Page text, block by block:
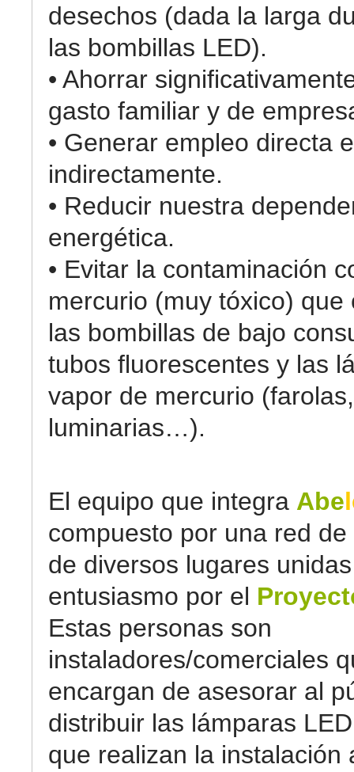
desechos (dada la larga
las bombillas LED).
• Ahorrar
gasto familiar y de
• Generar empleo directa e
indirectamente.
• Reducir nuestra
energética.
• Evitar la contaminación
mercurio (muy tóxico) que
las bombillas de bajo
tubos fluorescentes y las
vapor de mercurio (farolas,
luminarias…).
El equipo que integra Abe
compuesto por una red
de diversos lugares
entusiasmo por el
Estas personas son
instaladores/comerciales
encargan de asesorar al
distribuir las lámparas
que realizan la instalación